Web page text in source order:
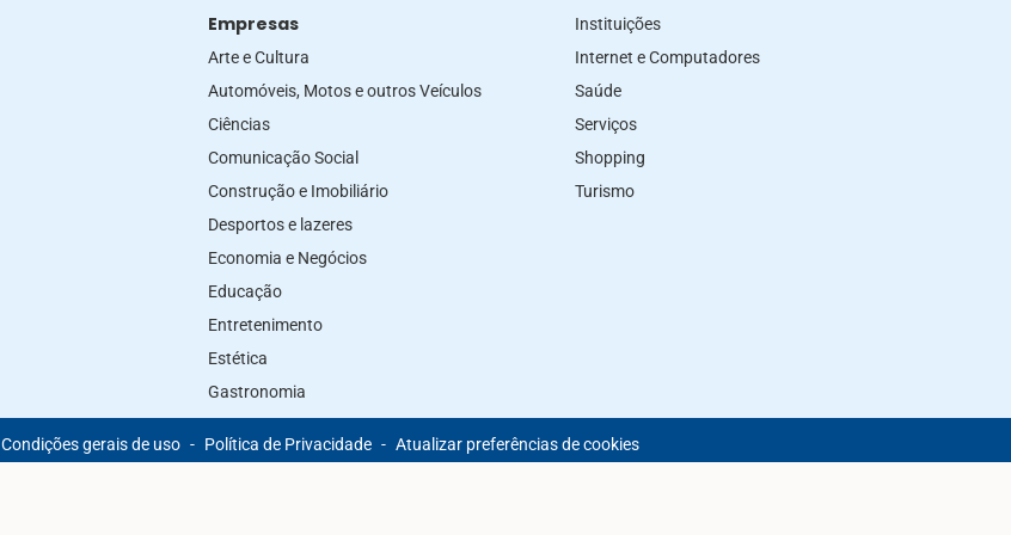
Empresas
Arte e Cultura
Automóveis, Motos e outros Veículos
Ciências
Comunicação Social
Construção e Imobiliário
Desportos e lazeres
Economia e Negócios
Educação
Entretenimento
Estética
Gastronomia
Instituições
Internet e Computadores
Saúde
Serviços
Shopping
Turismo
Condições gerais de uso - Política de Privacidade - Atualizar preferências de cookies